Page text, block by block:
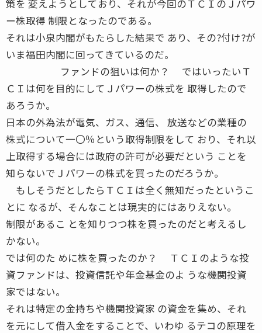
策を 変えようとしており、それが今回のＴＣＩのＪパワ
ー株取得 制限となったのである。
それは小泉内閣がもたらした結果で あり、その?付け?が
いま福田内閣に回ってきているのだ。
ファンドの狙いは何か？ ではいったいＴ
ＣＩは何を目的にしてＪパワーの株式を 取得したので
あろうか。
日本の外為法が電気、ガス、通信、 放送などの業種の
株式について一〇％という取得制限をして おり、それ以
上取得する場合には政府の許可が必要だという ことを
知らないでＪパワーの株式を買ったのだろうか。
もしそうだとしたらＴＣＩは全く無知だったというこ
とに なるが、そんなことは現実的にはありえない。
制限があるこ とを知りつつ株を買ったのだと考えるし
かない。
では何のた めに株を買ったのか？ ＴＣＩのような投
資ファンドは、投資信託や年金基金のよ うな機関投資
家ではない。
それは特定の金持ちや機関投資家 の資金を集め、それ
を元にして借入金をすることで、いわゆ るテコの原理を